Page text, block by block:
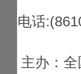
电话
主办：